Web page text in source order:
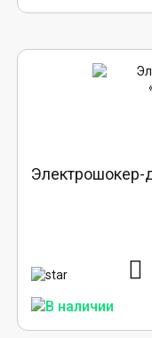
Электрошокер-